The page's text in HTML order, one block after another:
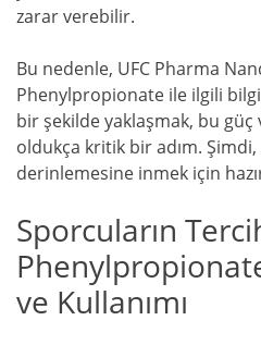
zarar verebilir.
Bu nedenle, UFC Pharma
Phenylpropionate ile ilgili
bir şekilde yaklaşmak, bu güç
oldukça kritik bir adım.
derinlemesine inmek için hazır
Sporcuların
ve Kullanımı